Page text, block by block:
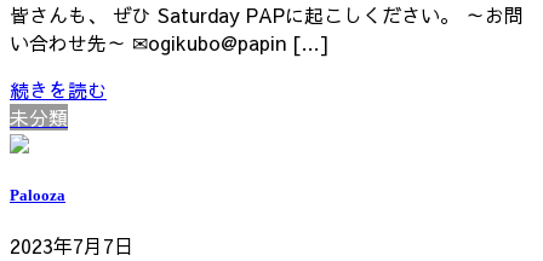
皆さんも、 ぜひ Saturday PAPに起こしください。 ～お問
い合わせ先～ ✉ogikubo@papin […]
続きを読む
未分類
Palooza
2023年7月7日